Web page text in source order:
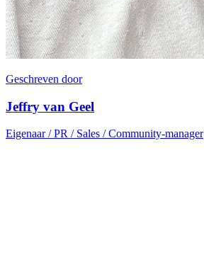
Geschreven door
Jeffry van Geel
Eigenaar / PR / Sales / Community-manager